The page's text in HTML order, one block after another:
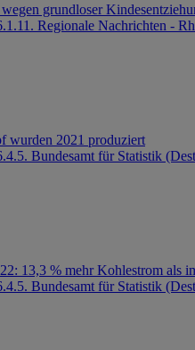
grundloser
Regionale Nachrichten -
wurden 2021 produziert
Bundesamt für Statistik
13,3 % mehr Kohlestrom als
Bundesamt für Statistik